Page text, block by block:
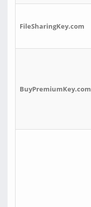
FileSharingKey.com
BuyPremiumKey.com